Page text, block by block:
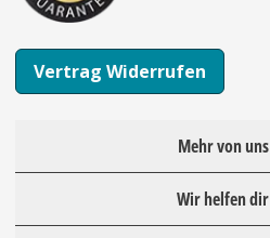
Vertrag Widerrufen
Mehr von uns
Wir helfen dir